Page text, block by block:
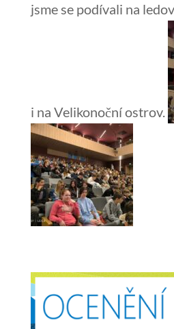
jsme se podívali na
i na Velikonoční ostrov.